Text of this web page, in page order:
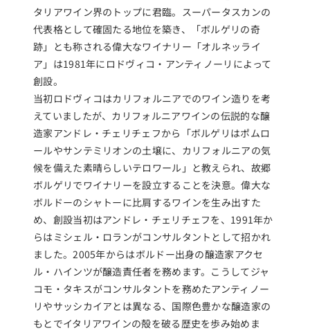
タリアワイン界のトップに君臨。スーパータスカンの
代表格として確固たる地位を築き、「ボルゲリの奇
跡」とも称される偉大なワイナリー「オルネッライ
ア」は1981年にロドヴィコ・アンティノーリによって
創設。
当初ロドヴィコはカリフォルニアでのワイン造りを考
えていましたが、カリフォルニアワインの伝説的な醸
造家アンドレ・チェリチェフから「ボルゲリはポムロ
ールやサンテミリオンの土壌に、カリフォルニアの気
候を備えた素晴らしいテロワール」と教えられ、故郷
ボルゲリでワイナリーを設立することを決意。偉大な
ボルドーのシャトーに比肩するワインを生み出すた
め、創設当初はアンドレ・チェリチェフを、1991年か
らはミシェル・ロランがコンサルタントとして招かれ
ました。2005年からはボルドー出身の醸造家アクセ
ル・ハインツが醸造責任者を務めます。こうしてジャ
コモ・タキスがコンサルタントを務めたアンティノー
リやサッシカイアとは異なる、国際色豊かな醸造家の
もとでイタリアワインの殻を破る歴史を歩み始めま